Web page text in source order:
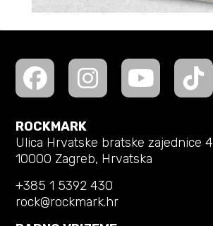
ROCKMARK
Ulica Hrvatske bratske zajednice 4
10000 Zagreb, Hrvatska
+385 1 5392 430
rock@rockmark.hr